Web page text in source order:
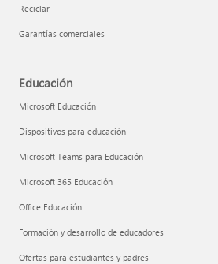
Reciclar
Garantías comerciales
Educación
Microsoft Educación
Dispositivos para educación
Microsoft Teams para Educación
Microsoft 365 Educación
Office Educación
Formación y desarrollo de educadores
Ofertas para estudiantes y padres